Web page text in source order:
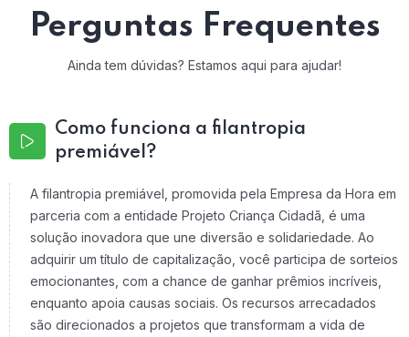
Perguntas Frequentes
Ainda tem dúvidas? Estamos aqui para ajudar!
Como funciona a filantropia
premiável?
A filantropia premiável, promovida pela Empresa da Hora em
parceria com a entidade Projeto Criança Cidadã, é uma
solução inovadora que une diversão e solidariedade. Ao
adquirir um título de capitalização, você participa de sorteios
emocionantes, com a chance de ganhar prêmios incríveis,
enquanto apoia causas sociais. Os recursos arrecadados
são direcionados a projetos que transformam a vida de